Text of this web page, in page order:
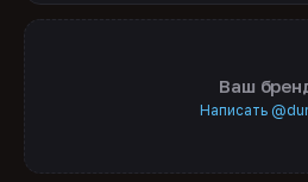
Ваш
Написать